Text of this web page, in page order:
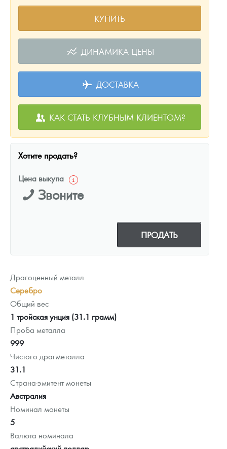
КУПИТЬ
ДИНАМИКА ЦЕНЫ
ДОСТАВКА
КАК СТАТЬ КЛУБНЫМ КЛИЕНТОМ?
Хотите продать?
Цена выкупа
Звоните
ПРОДАТЬ
Драгоценный металл
Серебро
Общий вес
1 тройская унция (31.1 грамм)
Проба металла
999
Чистого драгметалла
31.1
Страна-эмитент монеты
Австралия
Номинал монеты
5
Валюта номинала